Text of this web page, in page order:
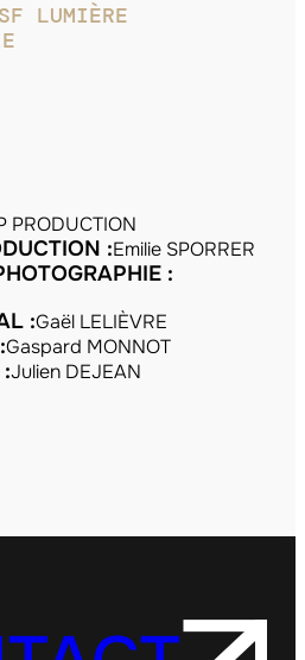
LUMIÈRE
PRODUCTION
:Emilie SPORRER
:
:Gaël LELIÈVRE
Gaspard MONNOT
Julien DEJEAN